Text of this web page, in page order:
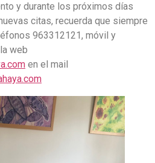
y durante los próximos días
citas, recuerda que siempre
963312121, móvil y
web
en el mail